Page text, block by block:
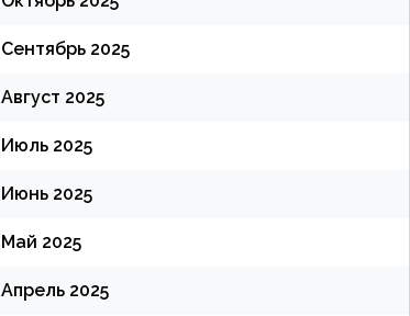
Сентябрь 2025
Август 2025
Июль 2025
Июнь 2025
Май 2025
Апрель 2025